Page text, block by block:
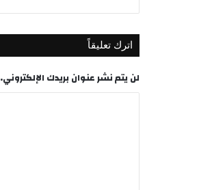
اترك تعليقاً
لن يتم نشر عنوان بريدك الإلكتروني.